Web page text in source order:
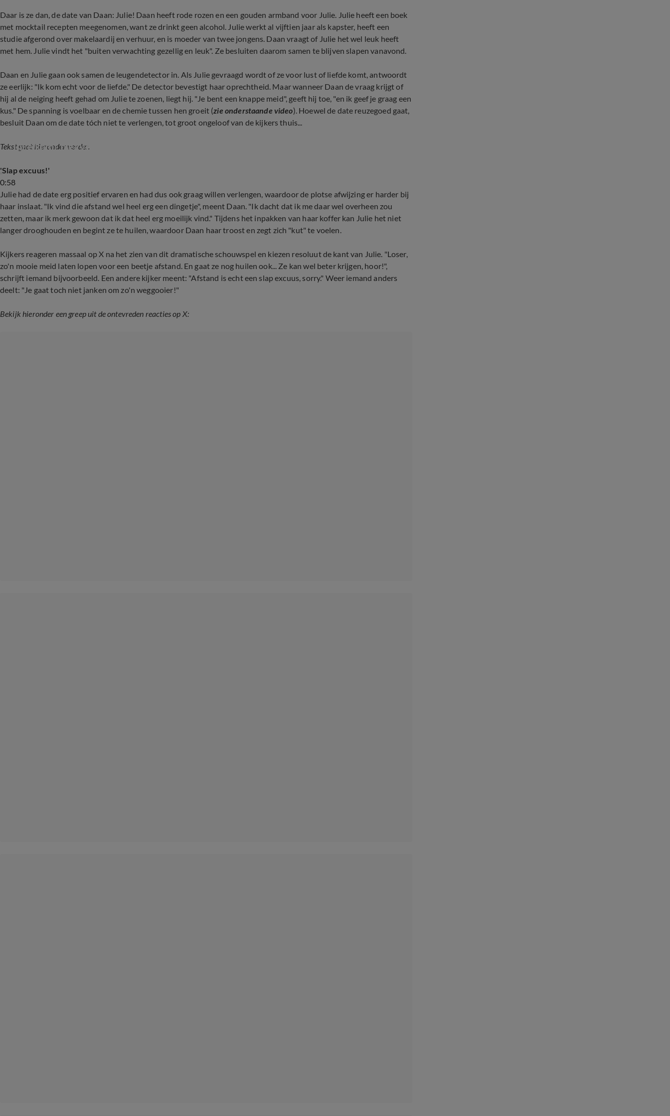
Daar is ze dan, de date van Daan: Julie! Daan heeft rode rozen en een gouden armband voor Julie. Julie heeft een boek
met mocktail recepten meegenomen, want ze drinkt geen alcohol. Julie werkt al vijftien jaar als kapster, heeft een
studie afgerond over makelaardij en verhuur, en is moeder van twee jongens. Daan vraagt of Julie het wel leuk heeft
met hem. Julie vindt het "buiten verwachting gezellig en leuk". Ze besluiten daarom samen te blijven slapen vanavond.
Daan en Julie gaan ook samen de leugendetector in. Als Julie gevraagd wordt of ze voor lust of liefde komt, antwoordt
ze eerlijk: "Ik kom echt voor de liefde." De detector bevestigt haar oprechtheid. Maar wanneer Daan de vraag krijgt of
hij al de neiging heeft gehad om Julie te zoenen, liegt hij. "Je bent een knappe meid", geeft hij toe, "en ik geef je graag een
kus." De spanning is voelbaar en de chemie tussen hen groeit (zie onderstaande video). Hoewel de date reuzegoed gaat,
besluit Daan om de date tóch niet te verlengen, tot groot ongeloof van de kijkers thuis...
Tekst gaat hieronder verder.
0:58
Julie komt niet voor lust, maar voor liefde
'Slap excuus!'
Julie had de date erg positief ervaren en had dus ook graag willen verlengen, waardoor de plotse afwijzing er harder bij
haar inslaat. "Ik vind die afstand wel heel erg een dingetje", meent Daan. "Ik dacht dat ik me daar wel overheen zou
zetten, maar ik merk gewoon dat ik dat heel erg moeilijk vind." Tijdens het inpakken van haar koffer kan Julie het niet
langer drooghouden en begint ze te huilen, waardoor Daan haar troost en zegt zich "kut" te voelen.
Kijkers reageren massaal op X na het zien van dit dramatische schouwspel en kiezen resoluut de kant van Julie. "Loser,
zo'n mooie meid laten lopen voor een beetje afstand. En gaat ze nog huilen ook... Ze kan wel beter krijgen, hoor!",
schrijft iemand bijvoorbeeld. Een andere kijker meent: "Afstand is echt een slap excuus, sorry." Weer iemand anders
deelt: "Je gaat toch niet janken om zo'n weggooier!"
Bekijk hieronder een greep uit de ontevreden reacties op X: